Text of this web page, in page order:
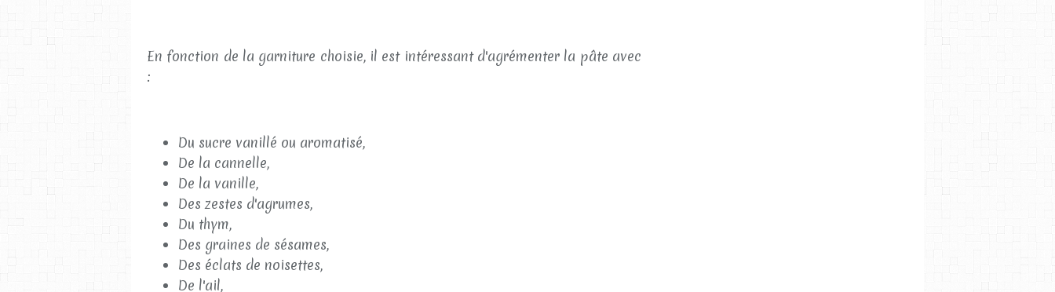
En fonction de la garniture choisie, il est intéressant d'agrémenter la pâte avec
:
Du sucre vanillé ou aromatisé,
De la cannelle,
De la vanille,
Des zestes d'agrumes,
Du thym,
Des graines de sésames,
Des éclats de noisettes,
De l'ail,